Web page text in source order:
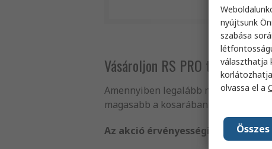
Vásároljon RS PRO
Amennyiben legalább nettó 55.000
magasabb a kosarában lévő RS
Az akció érvényességi ideje: 2026.
nyújtsunk
szabása
választhatja
olvassa el a